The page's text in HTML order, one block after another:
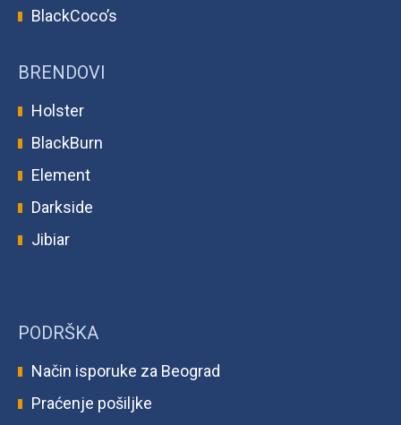
BlackCoco’s
BRENDOVI
Holster
BlackBurn
Element
Darkside
Jibiar
PODRŠKA
Način isporuke za Beograd
Praćenje pošiljke